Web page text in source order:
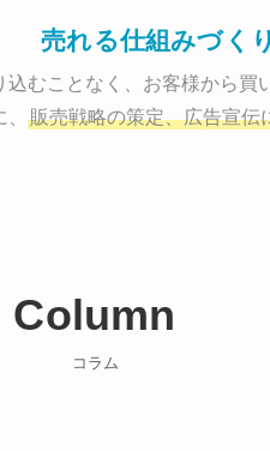
する。
のゴールでしょうか。
のサービスを適した場所へ
売れる仕組みづくり
込むことなく、お客様から買
販売戦略の策定、広告宣伝
Column
コラム